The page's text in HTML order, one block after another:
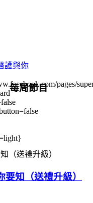
護與你
pages/
每周節目
要知（送禮升級）